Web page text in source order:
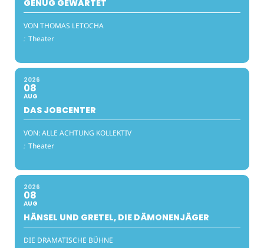
GENUG GEWARTET
VON THOMAS LETOCHA
: Theater
2026
08
AUG
DAS JOBCENTER
VON: ALLE ACHTUNG KOLLEKTIV
: Theater
2026
08
AUG
HÄNSEL UND GRETEL, DIE DÄMONENJÄGER
DIE DRAMATISCHE BÜHNE